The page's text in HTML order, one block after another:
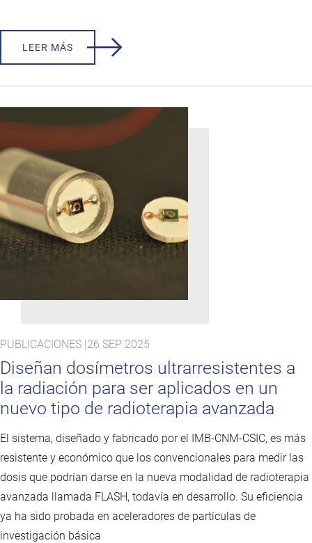
LEER MÁS
PUBLICACIONES |26 SEP 2025
Diseñan dosímetros ultrarresistentes a
la radiación para ser aplicados en un
nuevo tipo de radioterapia avanzada
El sistema, diseñado y fabricado por el IMB-CNM-CSIC, es más
resistente y económico que los convencionales para medir las
dosis que podrían darse en la nueva modalidad de radioterapia
avanzada llamada FLASH, todavía en desarrollo. Su eficiencia
ya ha sido probada en aceleradores de partículas de
investigación básica